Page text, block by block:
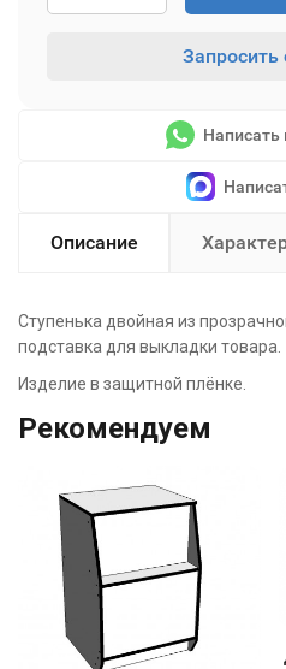
Запросить
Написать
Описание
Ступенька двойная из
подставка для выкладки товара.
Изделие в защитной плёнке.
Рекомендуем